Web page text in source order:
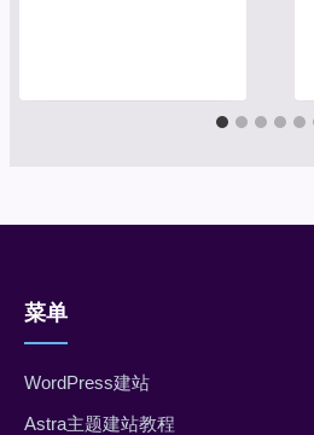
菜单
WordPress建站
Astra主题建站教程